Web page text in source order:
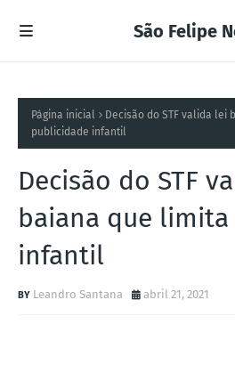
São Felipe
Página inicial
Decisão do STF valida lei
publicidade infantil
Decisão do STF
baiana que
infantil
Leandro Santana abril 21, 2021